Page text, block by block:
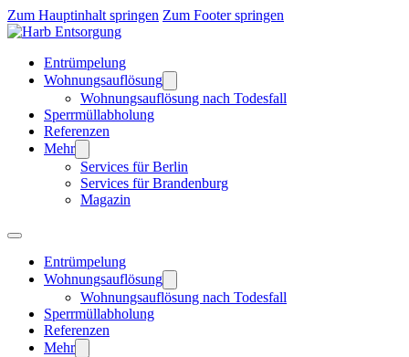
Zum Hauptinhalt springen Zum Footer springen
Entrümpelung
Wohnungsauflösung
Wohnungsauflösung nach Todesfall
Sperrmüllabholung
Referenzen
Mehr
Services für Berlin
Services für Brandenburg
Magazin
Entrümpelung
Wohnungsauflösung
Wohnungsauflösung nach Todesfall
Sperrmüllabholung
Referenzen
Mehr